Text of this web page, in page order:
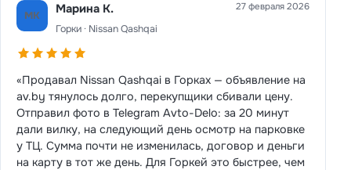
МК Марина К.
Горки · Nissan Qashqai
27 февраля 2026
«Продавал Nissan Qashqai в Горках — объявление на
av.by тянулось долго, перекупщики сбивали цену.
Отправил фото в Telegram Avto-Delo: за 20 минут
дали вилку, на следующий день осмотр на парковке
у ТЦ. Сумма почти не изменилась, договор и деньги
на карту в тот же день. Для Горкей это быстрее, чем